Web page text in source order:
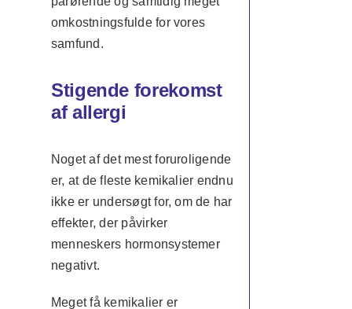
omkostningsfulde for vores
samfund.
Stigende forekomst
af allergi
Noget af det mest foruroligende
er, at de fleste kemikalier endnu
ikke er undersøgt for, om de har
effekter, der påvirker
menneskers hormonsystemer
negativt.
Meget få kemikalier er